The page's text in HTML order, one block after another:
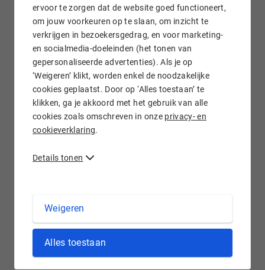
ervoor te zorgen dat de website goed functioneert,
om jouw voorkeuren op te slaan, om inzicht te
verkrijgen in bezoekersgedrag, en voor marketing-
en socialmedia-doeleinden (het tonen van
gepersonaliseerde advertenties). Als je op
‘Weigeren’ klikt, worden enkel de noodzakelijke
cookies geplaatst. Door op ‘Alles toestaan’ te
klikken, ga je akkoord met het gebruik van alle
cookies zoals omschreven in onze privacy- en
cookieverklaring.
Details tonen
Weigeren
Alles toestaan
Gratis e-mail doorsturen
Wij staan voor je klaar!
.AGENCY domein registreren bij Hostnet
In het Nederlands kun je 'agency' vertalen als 'agentschap'.
De Engelse term is echter in vele branches al bekend. Heb je
een model agency? Of een health agency? Dan is .agency